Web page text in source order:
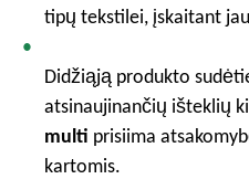
tipų tekstilei, įskaitant
Didžiąją produkto
atsinaujinančių išteklių
multi prisiima
kartomis.